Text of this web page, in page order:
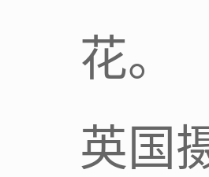
花。
英国